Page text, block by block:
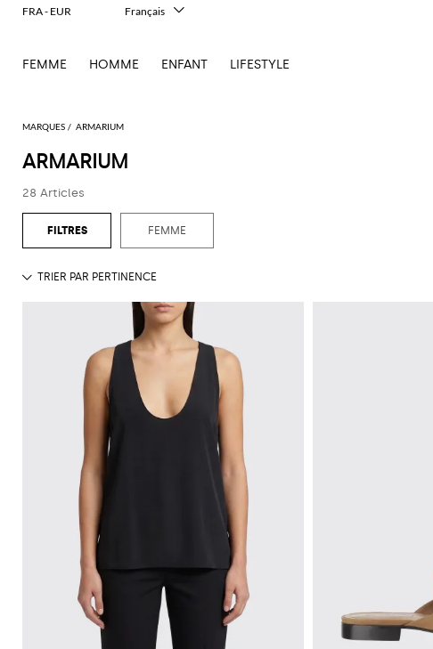
MARQUES ARMARIUM
ARMARIUM
28 Articles
FEMME
FEMME HOMME ENFANT LIFESTYLE
FRA - EUR
Français
Deutsch
Русский